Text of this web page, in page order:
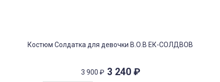
Костюм Солдатка для девочки В.О.В ЕК-СОЛДВОВ
3 900 ₽ 3 240 ₽